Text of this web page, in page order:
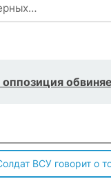
ВСУ говорит о